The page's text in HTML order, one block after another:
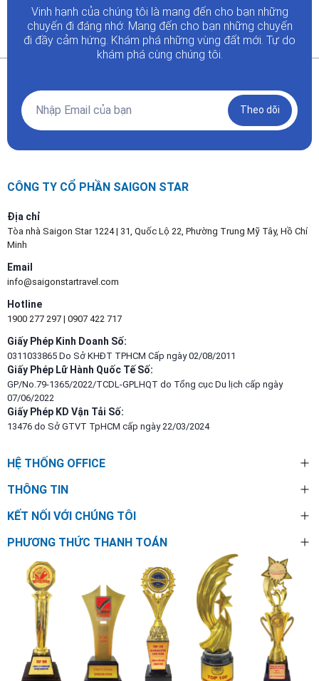
Vinh hạnh của chúng tôi là mang đến cho bạn những
chuyến đi đáng nhớ. Mang đến cho bạn những chuyến
đi đầy cảm hứng. Khám phá những vùng đất mới. Tự do
khám phá cùng chúng tôi.
Theo dõi
CÔNG TY CỔ PHẦN SAIGON STAR
Địa chỉ
Tòa nhà Saigon Star 1224 | 31, Quốc Lộ 22, Phường Trung Mỹ Tây, Hồ Chí
Minh
Email
info@saigonstartravel.com
Hotline
1900 277 297 | 0907 422 717
Giấy Phép Kinh Doanh Số:
0311033865 Do Sở KHĐT TPHCM Cấp ngày 02/08/2011
Giấy Phép Lữ Hành Quốc Tế Số:
GP/No.79-1365/2022/TCDL-GPLHQT do Tổng cục Du lịch cấp ngày
07/06/2022
Giấy Phép KD Vận Tải Số:
13476 do Sở GTVT TpHCM cấp ngày 22/03/2024
HỆ THỐNG OFFICE
THÔNG TIN
KẾT NỐI VỚI CHÚNG TÔI
PHƯƠNG THỨC THANH TOÁN